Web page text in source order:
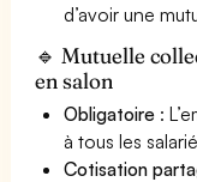
d’avoir une
🔹 Mutuelle
en salon
Obligatoire :
à tous les
Cotisation